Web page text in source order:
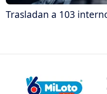
Trasladan a 103